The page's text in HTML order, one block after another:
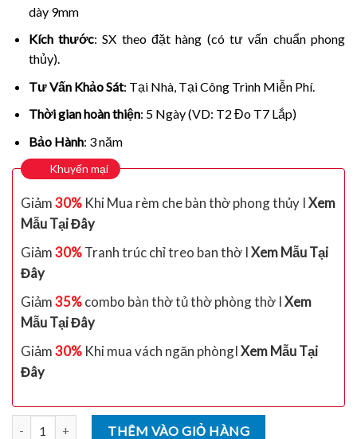
dày 9mm
Kích thước: SX theo đặt hàng (có tư vấn chuẩn phong
thủy).
Tư Vấn Khảo Sát: Tại Nhà, Tại Công Trình Miễn Phí.
Thời gian hoàn thiện: 5 Ngày (VD: T2 Đo T7 Lắp)
Bảo Hành: 3 năm
Khuyến mại
Giảm30% Khi Mua rèm che bàn thờ phong thủy IXem
Mẫu Tại Đây
Giảm30%Tranh trúc chỉ treo ban thờ IXem Mẫu Tại
Đây
Giảm35%combo bàn thờ tủ thờ phòng thờ IXem
Mẫu Tại Đây
Giảm30% Khi mua vách ngăn phòngIXem Mẫu Tại
Đây
THÊM VÀO GIỎ HÀNG